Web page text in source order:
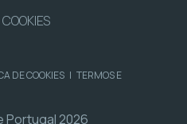
DE COOKIES | TERMOS E
Portugal 2026